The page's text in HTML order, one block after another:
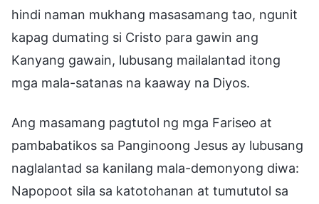
hindi naman mukhang masasamang tao, ngunit
kapag dumating si Cristo para gawin ang
Kanyang gawain, lubusang mailalantad itong
mga mala-satanas na kaaway na Diyos.
Ang masamang pagtutol ng mga Fariseo at
pambabatikos sa Panginoong Jesus ay lubusang
naglalantad sa kanilang mala-demonyong diwa:
Napopoot sila sa katotohanan at tumututol sa